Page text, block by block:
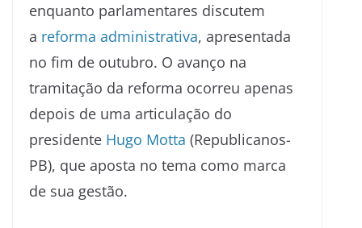
enquanto parlamentares discutem
a reforma administrativa, apresentada
no fim de outubro. O avanço na
tramitação da reforma ocorreu apenas
depois de uma articulação do
presidente Hugo Motta (Republicanos-
PB), que aposta no tema como marca
de sua gestão.